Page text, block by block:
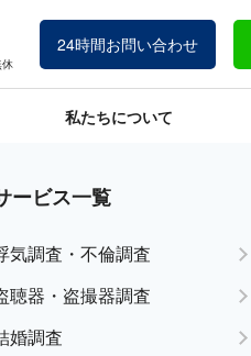
24時間お問い合わせ
私たちについて
ービス一覧
気調査・不倫調査
聴器・盗撮器調査
婚調査